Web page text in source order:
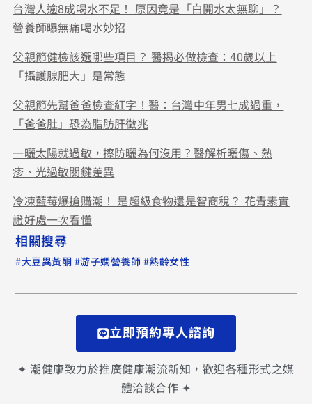
台灣人逾8成喝水不足！ 原因竟是「白開水太無聊」？
營養師曝無痛喝水妙招
父親節健檢該選哪些項目？ 醫揭必做檢查：40歲以上
「攝護腺肥大」是常態
父親節先幫爸爸檢查紅字！醫：台灣中年男七成過重，
「爸爸肚」恐為脂肪肝徵兆
一曬太陽就過敏，擦防曬為何沒用？醫解析曬傷、熱
疹、光過敏關鍵差異
冷凍藍莓爆搶購潮！ 是超級食物還是智商稅？ 花青素實
證好處一次看懂
相關搜尋
#大豆異黃酮 #游子嫻營養師 #熟齡女性
立即預約專人諮詢
✦ 潮健康致力於推廣健康潮流新知，歡迎各種形式之媒
體洽談合作 ✦